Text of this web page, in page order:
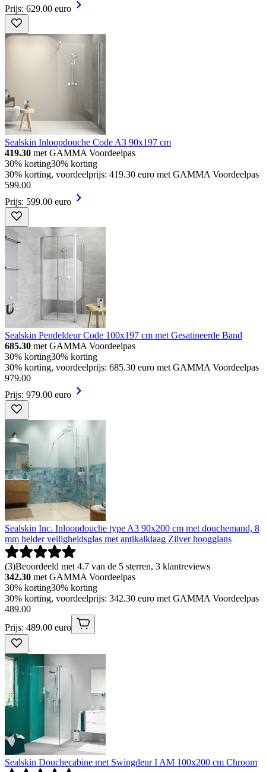
Prijs: 629.00 euro
Sealskin Inloopdouche Code A3 90x197 cm
419.30 met GAMMA Voordeelpas
30% korting30% korting
30% korting, voordeelprijs: 419.30 euro met GAMMA Voordeelpas
599.00
Prijs: 599.00 euro
Sealskin Pendeldeur Code 100x197 cm met Gesatineerde Band
685.30 met GAMMA Voordeelpas
30% korting30% korting
30% korting, voordeelprijs: 685.30 euro met GAMMA Voordeelpas
979.00
Prijs: 979.00 euro
Sealskin Inc. Inloopdouche type A3 90x200 cm met douchemand, 8
mm helder veiligheidsglas met antikalklaag Zilver hoogglans
(3)Beoordeeld met 4.7 van de 5 sterren, 3 klantreviews
342.30 met GAMMA Voordeelpas
30% korting30% korting
30% korting, voordeelprijs: 342.30 euro met GAMMA Voordeelpas
489.00
Prijs: 489.00 euro
Sealskin Douchecabine met Swingdeur I AM 100x200 cm Chroom